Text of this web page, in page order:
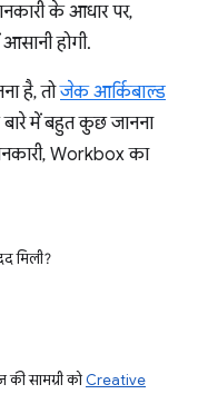
के आधार पर,
होगी.
है, तोजेक आर्किबाल्ड
में बहुत कुछ जानना
Workbox का
मिली?
सामग्री कोCreative